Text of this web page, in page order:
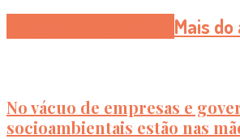
Mais
No vácuo de empresas e
socioambientais estão nas